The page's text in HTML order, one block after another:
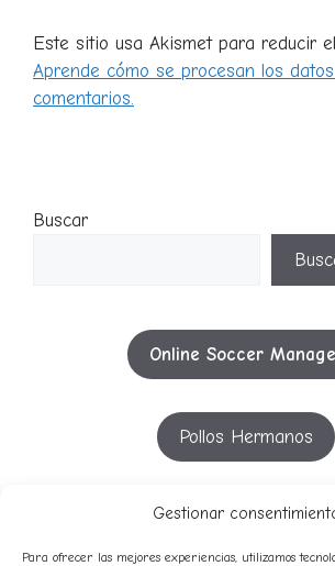
Gestionar
Para ofrecer las mejores experiencias, utilizamos
Este sitio usa Akismet para reducir
Aprende cómo se procesan los
comentarios.
Buscar
Online Soccer
Pollos Hermanos
YouTube